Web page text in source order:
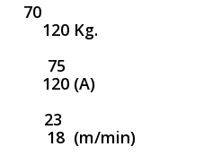
70
Kg.
75
(A)
23
(m/min)